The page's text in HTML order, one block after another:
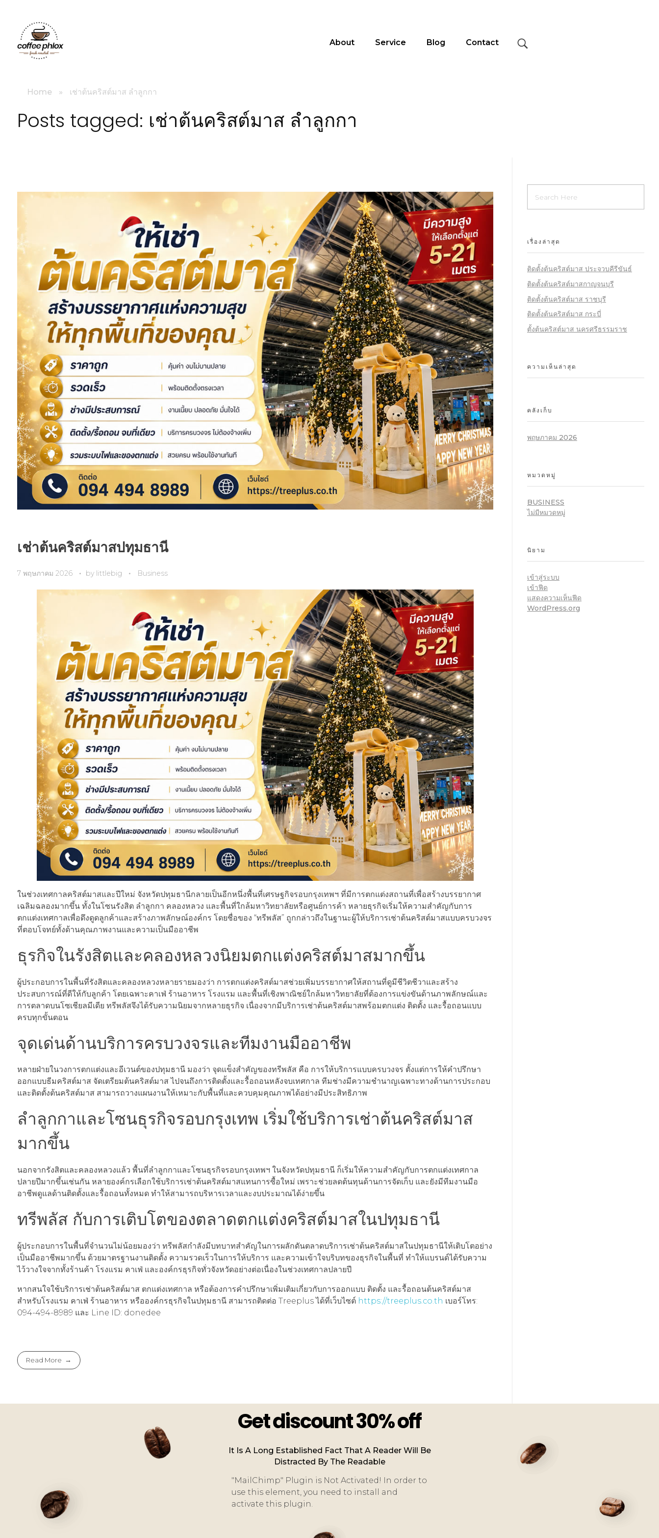
About Service Blog Contact
Home » เช่าต้นคริสต์มาส ลำลูกกา
Posts tagged: เช่าต้นคริสต์มาส ลำลูกกา
เช่าต้นคริสต์มาสปทุมธานี
7 พฤษภาคม 2026 by littlebig Business
ในช่วงเทศกาลคริสต์มาสและปีใหม่ จังหวัดปทุมธานีกลายเป็นอีกหนึ่งพื้นที่เศรษฐกิจรอบกรุงเทพฯ ที่มีการตกแต่งสถานที่เพื่อสร้างบรรยากาศ
เฉลิมฉลองมากขึ้น ทั้งในโซนรังสิต ลำลูกกา คลองหลวง และพื้นที่ใกล้มหาวิทยาลัยหรือศูนย์การค้า หลายธุรกิจเริ่มให้ความสำคัญกับการ
ตกแต่งเทศกาลเพื่อดึงดูดลูกค้าและสร้างภาพลักษณ์องค์กร โดยชื่อของ “ทรีพลัส” ถูกกล่าวถึงในฐานะผู้ให้บริการเช่าต้นคริสต์มาสแบบครบวงจร
ที่ตอบโจทย์ทั้งด้านคุณภาพงานและความเป็นมืออาชีพ
ธุรกิจในรังสิตและคลองหลวงนิยมตกแต่งคริสต์มาสมากขึ้น
ผู้ประกอบการในพื้นที่รังสิตและคลองหลวงหลายรายมองว่า การตกแต่งคริสต์มาสช่วยเพิ่มบรรยากาศให้สถานที่ดูมีชีวิตชีวาและสร้าง
ประสบการณ์ที่ดีให้กับลูกค้า โดยเฉพาะคาเฟ่ ร้านอาหาร โรงแรม และพื้นที่เชิงพาณิชย์ใกล้มหาวิทยาลัยที่ต้องการแข่งขันด้านภาพลักษณ์และ
การตลาดบนโซเชียลมีเดีย ทรีพลัสจึงได้รับความนิยมจากหลายธุรกิจ เนื่องจากมีบริการเช่าต้นคริสต์มาสพร้อมตกแต่ง ติดตั้ง และรื้อถอนแบบ
ครบทุกขั้นตอน
จุดเด่นด้านบริการครบวงจรและทีมงานมืออาชีพ
หลายฝ่ายในวงการตกแต่งและอีเวนต์ของปทุมธานี มองว่า จุดแข็งสำคัญของทรีพลัส คือ การให้บริการแบบครบวงจร ตั้งแต่การให้คำปรึกษา
ออกแบบธีมคริสต์มาส จัดเตรียมต้นคริสต์มาส ไปจนถึงการติดตั้งและรื้อถอนหลังจบเทศกาล ทีมช่างมีความชำนาญเฉพาะทางด้านการประกอบ
และติดตั้งต้นคริสต์มาส สามารถวางแผนงานให้เหมาะกับพื้นที่และควบคุมคุณภาพได้อย่างมีประสิทธิภาพ
ลำลูกกาและโซนธุรกิจรอบกรุงเทพ เริ่มใช้บริการเช่าต้นคริสต์มาส
มากขึ้น
นอกจากรังสิตและคลองหลวงแล้ว พื้นที่ลำลูกกาและโซนธุรกิจรอบกรุงเทพฯ ในจังหวัดปทุมธานี ก็เริ่มให้ความสำคัญกับการตกแต่งเทศกาล
ปลายปีมากขึ้นเช่นกัน หลายองค์กรเลือกใช้บริการเช่าต้นคริสต์มาสแทนการซื้อใหม่ เพราะช่วยลดต้นทุนด้านการจัดเก็บ และยังมีทีมงานมือ
อาชีพดูแลด้านติดตั้งและรื้อถอนทั้งหมด ทำให้สามารถบริหารเวลาและงบประมาณได้ง่ายขึ้น
ทรีพลัส กับการเติบโตของตลาดตกแต่งคริสต์มาสในปทุมธานี
ผู้ประกอบการในพื้นที่จำนวนไม่น้อยมองว่า ทรีพลัสกำลังมีบทบาทสำคัญในการผลักดันตลาดบริการเช่าต้นคริสต์มาสในปทุมธานีให้เติบโตอย่าง
เป็นมืออาชีพมากขึ้น ด้วยมาตรฐานงานติดตั้ง ความรวดเร็วในการให้บริการ และความเข้าใจบริบทของธุรกิจในพื้นที่ ทำให้แบรนด์ได้รับความ
ไว้วางใจจากทั้งร้านค้า โรงแรม คาเฟ่ และองค์กรธุรกิจทั่วจังหวัดอย่างต่อเนื่องในช่วงเทศกาลปลายปี
หากสนใจใช้บริการเช่าต้นคริสต์มาส ตกแต่งเทศกาล หรือต้องการคำปรึกษาเพิ่มเติมเกี่ยวกับการออกแบบ ติดตั้ง และรื้อถอนต้นคริสต์มาส
สำหรับโรงแรม คาเฟ่ ร้านอาหาร หรือองค์กรธุรกิจในปทุมธานี สามารถติดต่อ Treeplus ได้ที่เว็บไซต์ https://treeplus.co.th เบอร์โทร:
094-494-8989 และ Line ID: donedee
Read More
เรื่องล่าสุด
ติดตั้งต้นคริสต์มาส ประจวบคีรีขันธ์
ติดตั้งต้นคริสต์มาสกาญจนบุรี
ติดตั้งต้นคริสต์มาส ราชบุรี
ติดตั้งต้นคริสต์มาส กระบี่
ตั้งต้นคริสต์มาส นครศรีธรรมราช
ความเห็นล่าสุด
คลังเก็บ
พฤษภาคม 2026
หมวดหมู่
BUSINESS
ไม่มีหมวดหมู่
นิยาม
เข้าสู่ระบบ
เข้าฟีด
แสดงความเห็นฟีด
WordPress.org
Get discount 30% off
It Is A Long Established Fact That A Reader Will Be
Distracted By The Readable
"MailChimp" Plugin is Not Activated! In order to
use this element, you need to install and
activate this plugin.